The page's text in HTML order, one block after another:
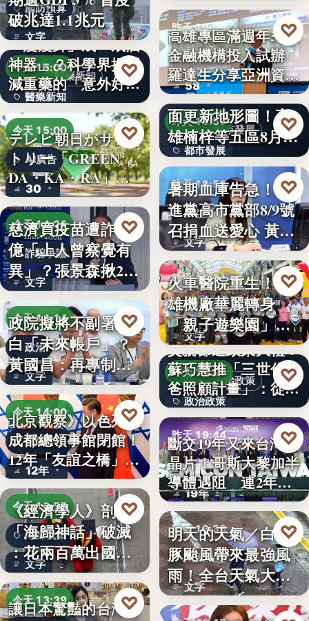
國防預算
文字
破兆達1.1兆元
醫藥新知
今天 15:00
醫藥新知
24
「瘦瘦針」成「戒酒
神器」？科學界揭開
減重藥的「意外好
處」…
♡
今天 15:00
AI廣告
30
テレビ朝日がサン
トリー「GREEN
DA・KA・RA」
と…
♡
今天 14:26
詐騙爭議
文字
慈濟買疫苗遭詐10
億「上人曾察覺有
異」？張景森揪2疑
點轟…
♡
今天 14:14
政治
文字
政院擬將不副署藍
白「未來帳戶」？
黃國昌：再專制也
不該拿孩…
♡
今天 14:00
國際外交
12年
北京觀察》以色列駐
成都總領事館閉館！
12年「友誼之橋」
為…
♡
今天 13:57
海歸就業
文字
《經濟學人》剖析
「海歸神話」破滅
：花兩百萬出國留
學，回國…
♡
今天 13:39
讓日本驚豔的台灣甘
♡
昨天 19:56
金融政策
58
高雄專區滿週年58家
金融機構投入試辦
羅達生分享亞洲資
產…
♡
都市發展
昨天 19:55
都市發展
文字
二十多年來首次全
面更新地形圖！高
雄楠梓等五區8月20
日上…
♡
昨天 19:53
公益活動
文字
暑期血庫告急！民
進黨高市黨部8/9號
召捐血送愛心 黃
捷、…
♡
昨天 19:51
親子旅遊
文字
火車醫院重生！高
雄機廠華麗轉身
「親子遊樂園」
開幕首日…
♡
政治政策
昨天 19:49
政治政策
50%
父親節送政策大禮！
蘇巧慧推「三世代爸
爸照顧計畫」：從準
爸…
♡
昨天 19:44
半導體
19年
斷交19年又來台灣找
晶片！哥斯大黎加半
導體遇阻 連2年
參…
♡
昨天 19:38
颱風動態
文字
明天的天氣／白海
豚颱風帶來最強風
雨！全台天氣大轉
變「豪雨…
♡